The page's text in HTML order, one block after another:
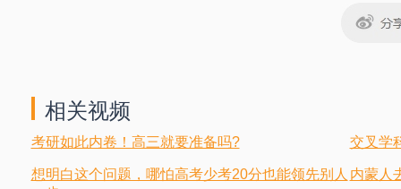
相关视频
考研如此内卷！高三就要准备吗? 交叉学
想明白这个问题，哪怕高考少考20分也能领先别人 内蒙人